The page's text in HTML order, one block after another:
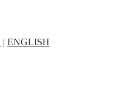
| ENGLISH